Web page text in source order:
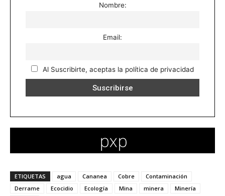
Nombre:
Email:
Al Suscribirte, aceptas la política de privacidad
ETIQUETAS agua Cananea Cobre
Contaminación
Derrame
Ecocidio Ecología Mina minera
Minería